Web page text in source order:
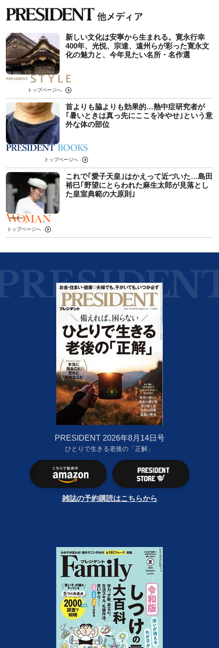
新しい文化は安寧から生まれる。寛永行幸
400年、光悦、宗達、遠州らが彩った寛永文
化の魅力と、今年見たい名所・名作選
トップページへ
首よりも脇よりも効果的…熱中症研究者が
｢暑いときは真っ先にここを冷やせ｣という意
外な体の部位
トップページへ
これで｢愛子天皇｣はかえって近づいた…島田
裕巳｢野望にとらわれた麻生太郎が見落とし
た皇室典範の大原則｣
トップページへ
PRESIDENT 2026年8月14日号
ひとりで生きる老後の「正解」
雑誌の予約購読はこちらから